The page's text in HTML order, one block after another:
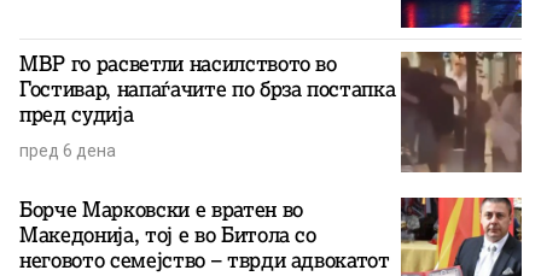
МВР го расветли насилството во
Гостивар, напаѓачите по брза постапка
пред судија
пред 6 дена
Борче Марковски е вратен во
Македонија, тој е во Битола со
неговото семејство – тврди адвокатот